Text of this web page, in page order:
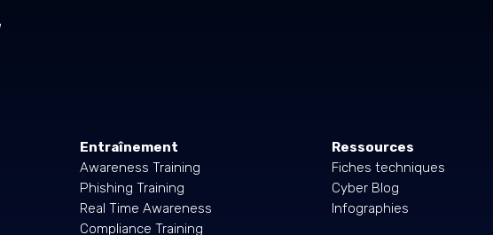
Entraînement
Awareness Training
Phishing Training
Real Time Awareness
Compliance Training
Ressources
Fiches techniques
Cyber Blog
Infographies